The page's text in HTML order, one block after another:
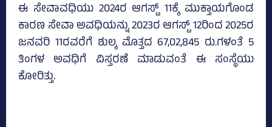
ಈ ಸೇವಾವಧಿಯು 2024ರ ಆಗಸ್ಟ್‌ 11ಕ್ಕೆ ಮುಕ್ತಾಯಗೊಂಡ
ಕಾರಣ ಸೇವಾ ಅವಧಿಯನ್ನು 2023ರ ಆಗಸ್ಟ್‌ 12ರಿಂದ 2025ರ
ಜನವರಿ 11ರವರೆಗೆ ಶುಲ್ಕ ಮೊತ್ತದ 67,02,845 ರು.ಗಳಂತೆ 5
ತಿಂಗಳ ಅವಧಿಗೆ ವಿಸ್ತರಣೆ ಮಾಡುವಂತೆ ಈ ಸಂಸ್ಥೆಯು
ಕೋರಿತ್ತು.